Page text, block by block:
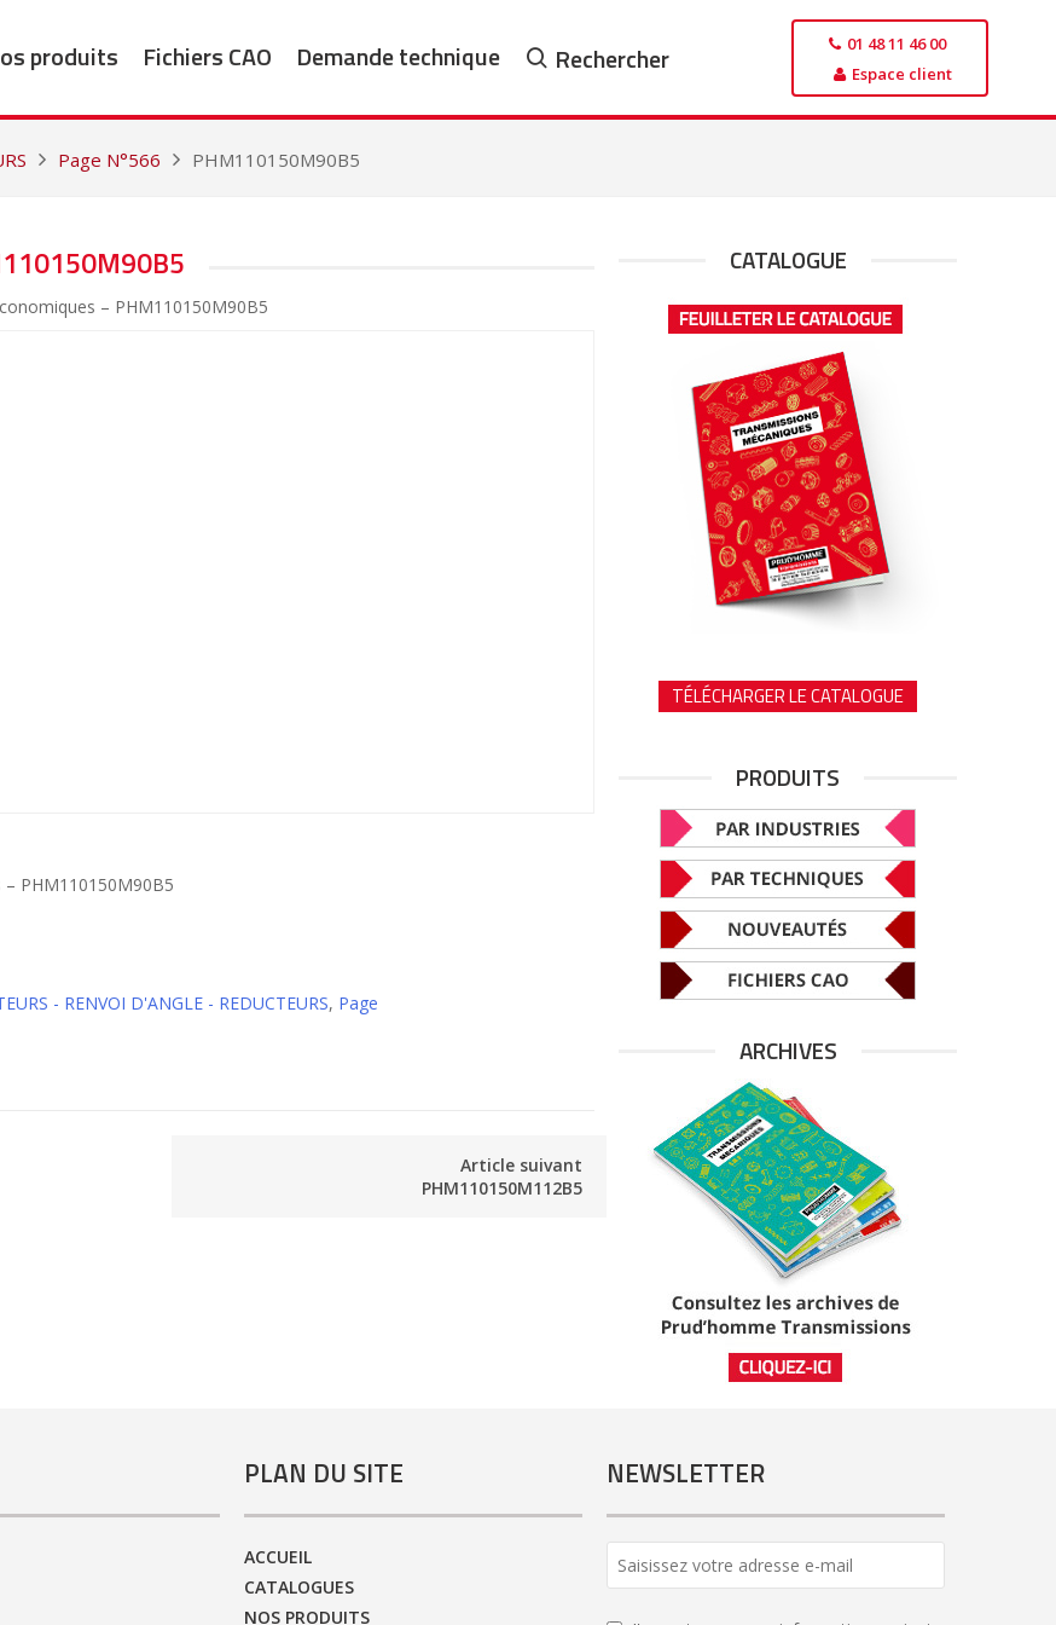
produits Fichiers CAO Demande technique Rechercher
01 48 11 46 00
Espace client
Page N°566 PHM110150M90B5
– PHM110150M90B5
PHM110150M90B5
- RENVOI D'ANGLE - REDUCTEURS, Page
Article suivant
PHM110150M112B5
CATALOGUE
TÉLÉCHARGER LE CATALOGUE
PRODUITS
ARCHIVES
PLAN DU SITE
ACCUEIL
CATALOGUES
NOS PRODUITS
NEWSLETTER
Name *